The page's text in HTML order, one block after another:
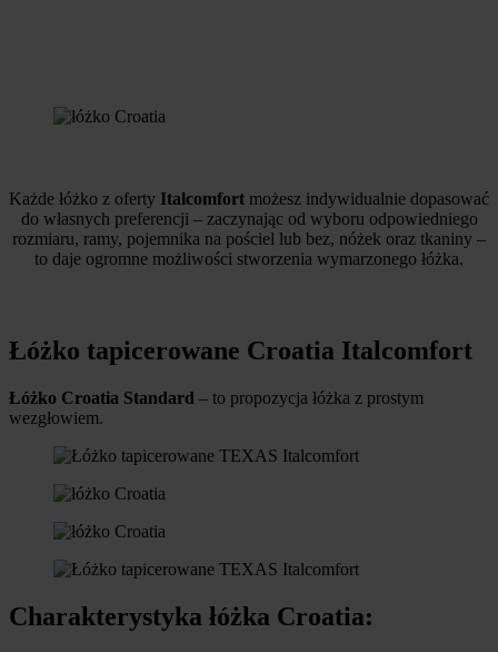
Każde łóżko z oferty Italcomfort możesz indywidualnie dopasować
do własnych preferencji – zaczynając od wyboru odpowiedniego
rozmiaru, ramy, pojemnika na pościel lub bez, nóżek oraz tkaniny –
to daje ogromne możliwości stworzenia wymarzonego łóżka.
Łóżko tapicerowane Croatia Italcomfort
Łóżko Croatia Standard – to propozycja łóżka z prostym
wezgłowiem.
Charakterystyka łóżka Croatia: